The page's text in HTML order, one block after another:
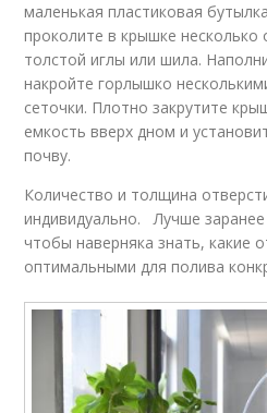
маленькая пластиковая
проколите в крышке
толстой иглы или шила.
накройте горлышко
сеточки. Плотно закрутите
емкость вверх дном и
почву.
Количество и толщина
индивидуально. Лучше
чтобы наверняка знать, какие
оптимальными для полива